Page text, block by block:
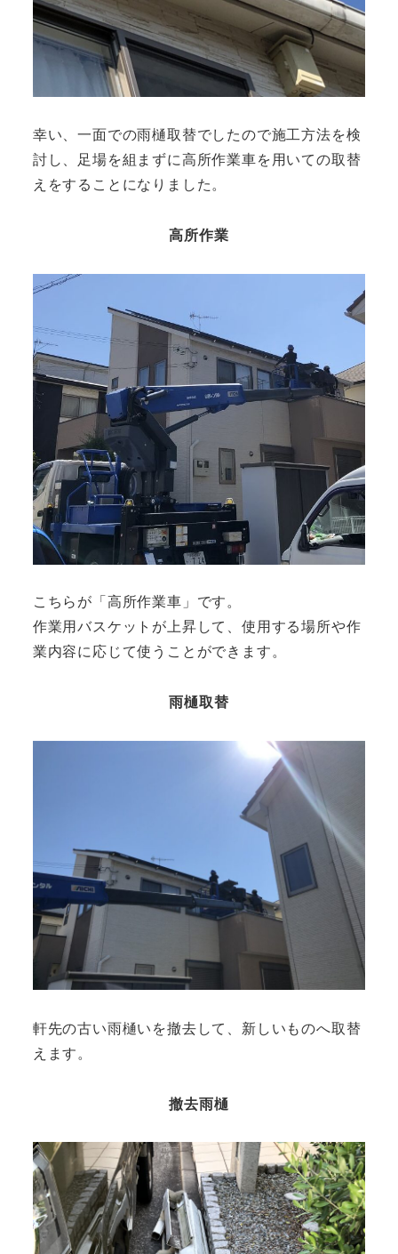
幸い、一面での雨樋取替でしたので施工方法を検
討し、足場を組まずに高所作業車を用いての取替
えをすることになりました。
高所作業
こちらが「高所作業車」です。
作業用バスケットが上昇して、使用する場所や作
業内容に応じて使うことができます。
雨樋取替
軒先の古い雨樋いを撤去して、新しいものへ取替
えます。
撤去雨樋